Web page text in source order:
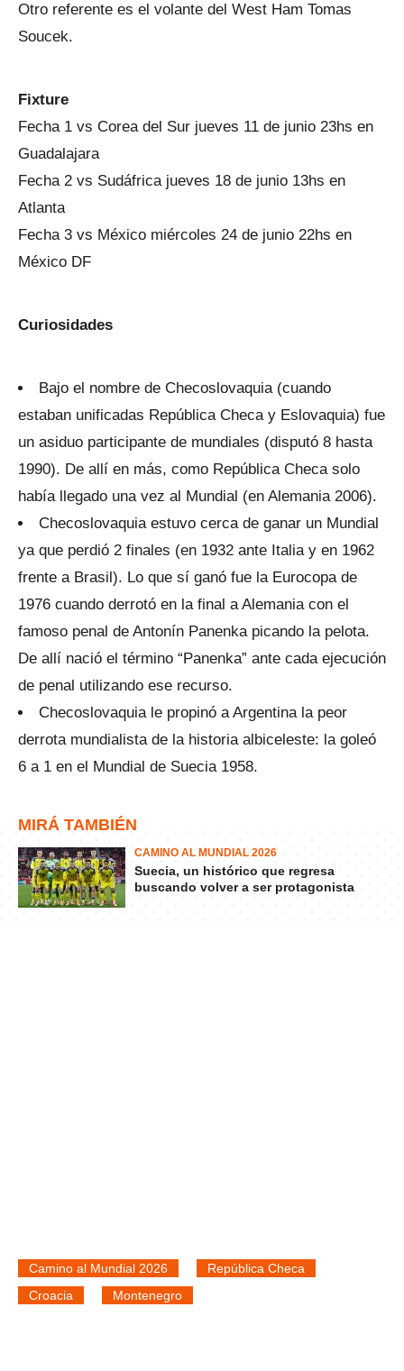
Otro referente es el volante del West Ham Tomas
Soucek.
Fixture
Fecha 1 vs Corea del Sur jueves 11 de junio 23hs en
Guadalajara
Fecha 2 vs Sudáfrica jueves 18 de junio 13hs en
Atlanta
Fecha 3 vs México miércoles 24 de junio 22hs en
México DF
Curiosidades
Bajo el nombre de Checoslovaquia (cuando
estaban unificadas República Checa y Eslovaquia) fue
un asiduo participante de mundiales (disputó 8 hasta
1990). De allí en más, como República Checa solo
había llegado una vez al Mundial (en Alemania 2006).
Checoslovaquia estuvo cerca de ganar un Mundial
ya que perdió 2 finales (en 1932 ante Italia y en 1962
frente a Brasil). Lo que sí ganó fue la Eurocopa de
1976 cuando derrotó en la final a Alemania con el
famoso penal de Antonín Panenka picando la pelota.
De allí nació el término “Panenka” ante cada ejecución
de penal utilizando ese recurso.
Checoslovaquia le propinó a Argentina la peor
derrota mundialista de la historia albiceleste: la goleó
6 a 1 en el Mundial de Suecia 1958.
MIRÁ TAMBIÉN
CAMINO AL MUNDIAL 2026
Suecia, un histórico que regresa
buscando volver a ser protagonista
Camino al Mundial 2026
República Checa
Croacia
Montenegro